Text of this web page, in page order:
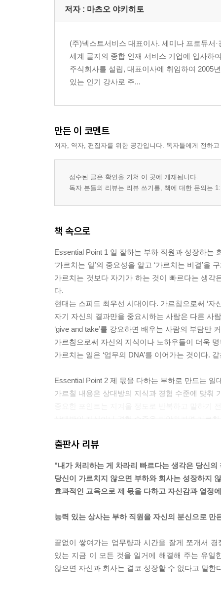
Type 5 상사보다 나이 많은 부하
Type 8 지나치게 의욕적인 부하
5장 많은 사람의 수준을 한 번에 끌어올리는 교육
교육 효과는 준비 과정에서 결정된다
긴장하지 않고 당당하게 가르치는 법
효과적으로 의도를 전달하는 3가지 포인트
나만의 도형으로 핵심을 전달하라
전문가의 후광으로 설득력을 높여라
복습 시간을 마련하고 체계화하라
에필로그 배운 내용을 지금 바로 가르쳐라
옮긴이의 말 가르치는 것은 나의 분신을 만드는 것
저자 : 마츠오 야키히토
(주)넥스트서비스 대표이사. 세미나 프로듀서
세계 굴지의 종합 인재 서비스 기업에 입사하
주식회사를 설립, 대표이사에 취임하여 2005
있는 인기 강사로 주...
만든 이 코멘트
저자, 역자, 편집자를 위한 공간입니다. 독자들에게 전하
접수된 글은 확인을 거쳐 이 곳에 게재됩니다.
독자 분들의 리뷰는 리뷰 쓰기를, 책에 대한 문의는
책 속으로
Essential Point 1 일 잘하는 부하 직원과 성장하는
‘가르치는 일’의 중요성을 알고 ‘가르치는 비결’을
가르치는 것보다 자기가 하는 것이 빠르다는 생
다.
현대는 스피드 최우선 시대이다. 가르침으로써 ‘
자기 자신의 결과만을 중요시하는 사람은 다른 사
‘give and take’를 강요하면 배우는 사람의 부담만
가르침으로써 자신의 지식이나 노하우들이 더욱
가르치는 일은 ‘업무의 DNA’를 이어가는 것이다.
Essential Point 2 제 몫을 다하는 부하로 만드는 일
가르칠 내용은 상대방의 지식과 경험 수준에 맞춰
상대방의 지식이나 경험 수준을 파악하려면 가르
상대방이 잘 모르는 분야를 설명할 때는 ‘예화’를
질문이 없다는 것을 이해하고 있다고 생각하는 것
상사는 ‘침묵하는 참을성’을 갖고 부하 직원의 업
나쁜 점부터 평가하기 시작하면 배우는 사람의 의
Essential Point 3 자신감과 의욕에 불을 붙이는 방법
부하 직원은 말보다 행동이 앞서는 ‘행동파’와 신
자신에게 득이 되지 않는 일을 하려는 사람은 없
출판사 리뷰
"내가 처리하는 게 차라리 빠르다는 생각은 당신의
당신이 가르치지 않으면 부하와 회사는 성장하지
효과적인 교육으로 제 몫을 다하고 자신감과 열정
능력 있는 상사는 부하 직원을 자신의 분신으로 만
끝없이 쌓여가는 업무량과 시간을 잘게 쪼개서
있는 지금 이 모든 것을 일거에 해결해 주는 유일
않으면 자신과 회사는 결코 성장할 수 없다고 말한